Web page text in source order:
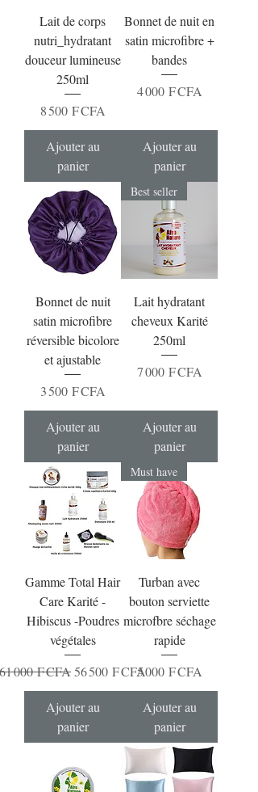
Lait de corps
nutri_hydratant
douceur lumineuse
250ml
Prix
8 500 F CFA
Ajouter au
panier
Bonnet de nuit en
satin microfibre +
bandes
Prix
4 000 F CFA
Ajouter au
panier
Bonnet de nuit
satin microfibre
réversible bicolore
et ajustable
Prix
3 500 F CFA
Ajouter au
panier
Best seller
Lait hydratant
cheveux Karité
250ml
Prix
7 000 F CFA
Ajouter au
panier
Gamme Total Hair
Care Karité -
Hibiscus -Poudres
végétales
original
61 000 F CFA Prix promotionnel
56 500 F CFA
Ajouter au
panier
Must have
Turban avec
bouton serviette
microfbre séchage
rapide
Prix
5 000 F CFA
Ajouter au
panier